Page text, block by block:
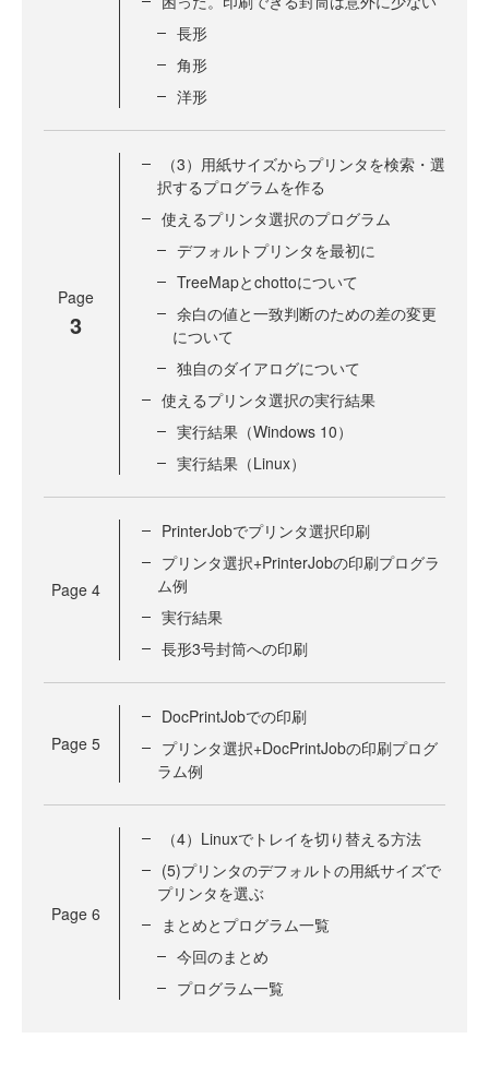
長形
角形
洋形
Page
3
（3）用紙サイズからプリンタを検索・選
択するプログラムを作る
使えるプリンタ選択のプログラム
デフォルトプリンタを最初に
TreeMapとchottoについて
余白の値と一致判断のための差の変更
について
独自のダイアログについて
使えるプリンタ選択の実行結果
実行結果（Windows 10）
実行結果（Linux）
Page 4
PrinterJobでプリンタ選択印刷
プリンタ選択+PrinterJobの印刷プログラ
ム例
実行結果
長形3号封筒への印刷
Page 5
DocPrintJobでの印刷
プリンタ選択+DocPrintJobの印刷プログ
ラム例
Page 6
（4）Linuxでトレイを切り替える方法
(5)プリンタのデフォルトの用紙サイズで
プリンタを選ぶ
まとめとプログラム一覧
今回のまとめ
プログラム一覧